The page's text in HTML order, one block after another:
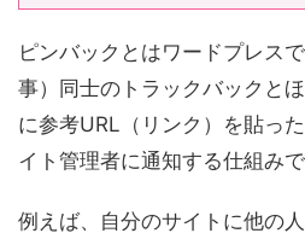
ピンバックとはワードプレス
事）同士のトラックバックと
に参考URL（リンク）を貼っ
イト管理者に通知する仕組みで
例えば、自分のサイトに他の